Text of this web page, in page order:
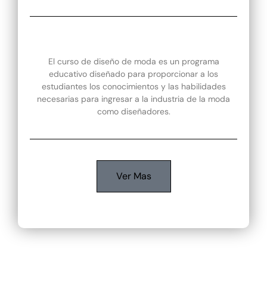
El curso de diseño de moda es un programa
educativo diseñado para proporcionar a los
estudiantes los conocimientos y las habilidades
necesarias para ingresar a la industria de la moda
como diseñadores.
Ver Mas